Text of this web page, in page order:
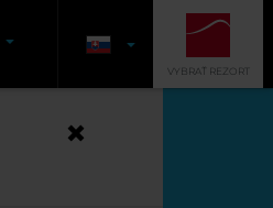
VYBRAŤ REZORT